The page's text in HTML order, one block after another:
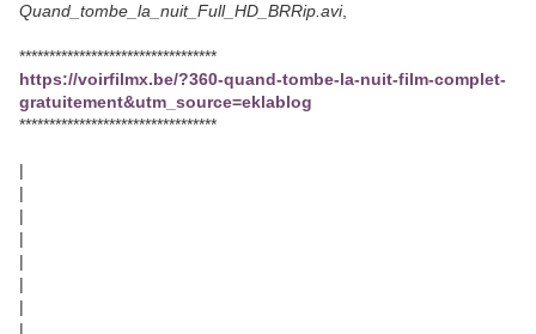
Quand_tombe_la_nuit_Full_HD_BRRip.avi,
*********************************
https://voirfilmx.be/?360-quand-tombe-la-nuit-film-complet-
gratuitement&utm_source=eklablog
*********************************
|
|
|
|
|
|
|
|